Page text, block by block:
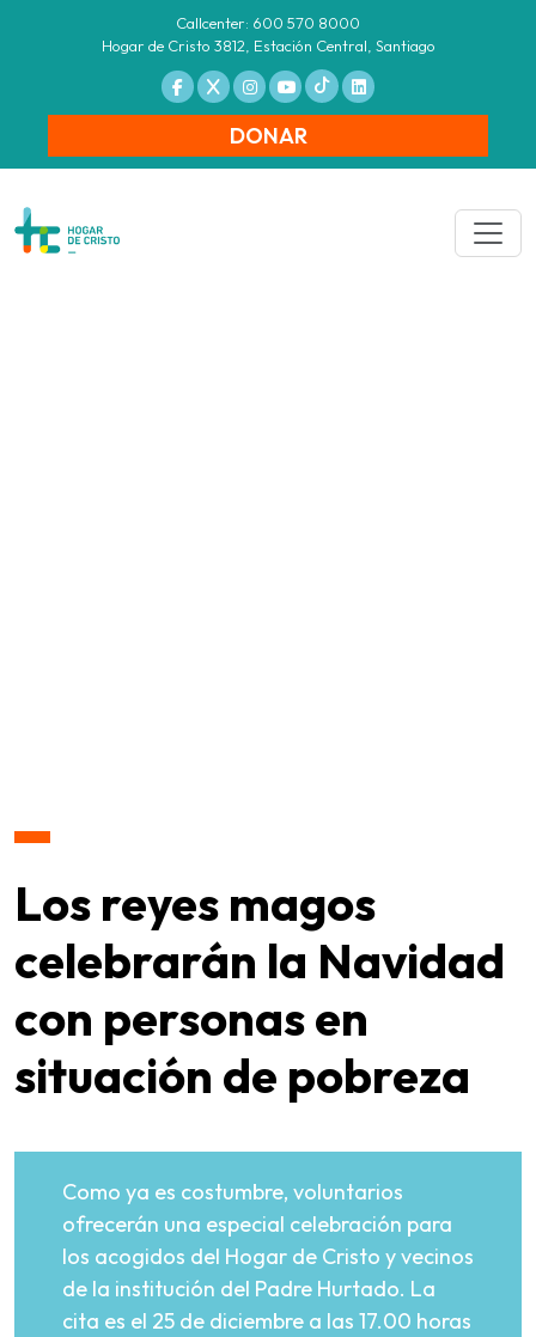
Callcenter: 600 570 8000
Hogar de Cristo 3812, Estación Central, Santiago
DONAR
Los reyes magos
celebrarán la Navidad
con personas en
situación de pobreza
Como ya es costumbre, voluntarios
ofrecerán una especial celebración para
los acogidos del Hogar de Cristo y vecinos
de la institución del Padre Hurtado. La
cita es el 25 de diciembre a las 17.00 horas